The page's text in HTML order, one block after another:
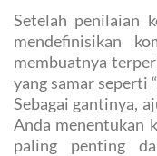
Setelah penilaian
mendefinisikan
membuatnya
yang samar seperti
Sebagai gantinya,
Anda menentukan
paling penting